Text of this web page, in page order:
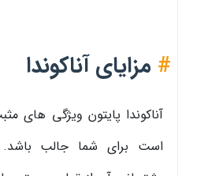
# مزایای آناکوندا
آناکوندا پایتون ویژگی های
است برای شما جالب باشد.